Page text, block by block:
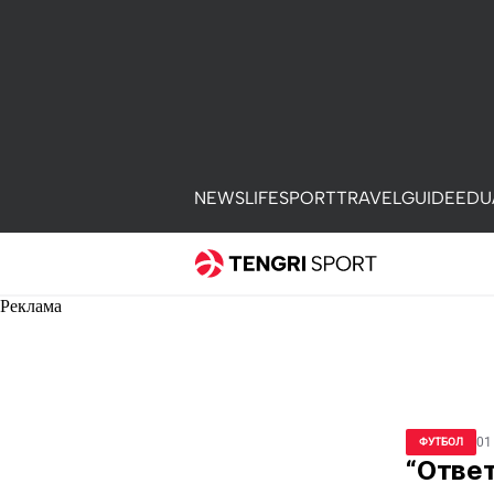
NEWSLIFESPORTTRAVELGUIDEEDU
Реклама
ФУТБОЛ